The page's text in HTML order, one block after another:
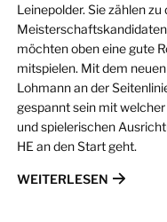
Leinepolder. Sie zählen zu
möchten oben eine gute
mitspielen. Mit dem
Lohmann an der
gespannt sein mit
und spielerischen
HE an den Start geht.
WEITERLESEN